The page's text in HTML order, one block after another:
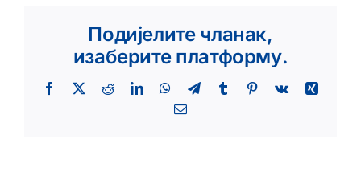
Подијелите чланак,
изаберите платформу.
Facebook
X RedditLinkedInWhatsApp
TelegramTumblr Pinterest
Vk
Xing
Email